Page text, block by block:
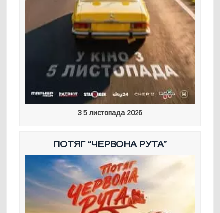
З 5 листопада 2026
ПОТЯГ “ЧЕРВОНА РУТА”